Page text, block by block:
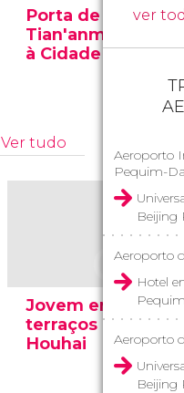
Porta de
Tian'anmen,
à Cidade Proibida
Ver tudo
Jovem em um dos
terraços do Lago
Houhai
ver
Aeroporto
Pequim-
Beijing
Aeroporto
Hotel
Pequim
Aeroporto
Beijing